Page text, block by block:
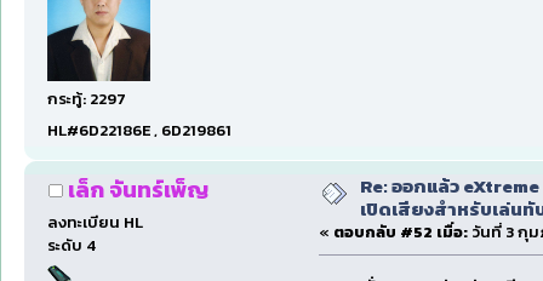
กระทู้: 2297
HL#6D22186E , 6D219861
เล็ก จันทร์เพ็ญ
ลงทะเบียน HL
ระดับ 4
Re: ออกแล้ว
เปิดเสียงสำหรับเล่น
« ตอบกลับ #52 เมื่อ: วันที่ 3 กุม